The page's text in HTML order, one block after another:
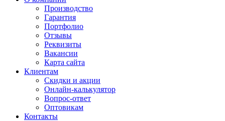
Производство
Гарантия
Портфолио
Отзывы
Реквизиты
Вакансии
Карта сайта
Клиентам
Скидки и акции
Онлайн-калькулятор
Вопрос-ответ
Оптовикам
Контакты